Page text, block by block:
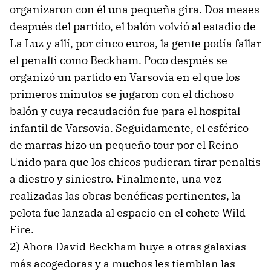
organizaron con él una pequeña gira. Dos meses
después del partido, el balón volvió al estadio de
La Luz y allí, por cinco euros, la gente podía fallar
el penalti como Beckham. Poco después se
organizó un partido en Varsovia en el que los
primeros minutos se jugaron con el dichoso
balón y cuya recaudación fue para el hospital
infantil de Varsovia. Seguidamente, el esférico
de marras hizo un pequeño tour por el Reino
Unido para que los chicos pudieran tirar penaltis
a diestro y siniestro. Finalmente, una vez
realizadas las obras benéficas pertinentes, la
pelota fue lanzada al espacio en el cohete Wild
Fire.
2) Ahora David Beckham huye a otras galaxias
más acogedoras y a muchos les tiemblan las